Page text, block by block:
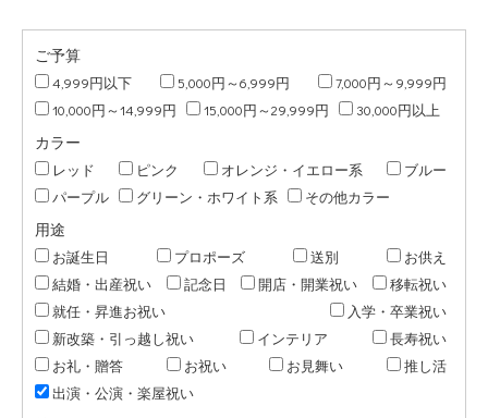
ご予算
4,999円以下 5,000円～6,999円
7,000円～9,999円
10,000円～14,999円
15,000円～29,999円 30,000円以上
カラー
レッド ピンク オレンジ・イエロー系
ブルー
パープル
グリーン・ホワイト系 その他カラー
用途
お誕生日 プロポーズ 送別
お供え
結婚・出産祝い
記念日 開店・開業祝い
移転祝い
就任・昇進お祝い
入学・卒業祝い
新改築・引っ越し祝い
インテリア
長寿祝い
お礼・贈答
お祝い お見舞い
推し活
出演・公演・楽屋祝い